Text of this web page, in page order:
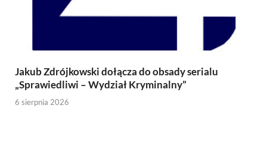
Jakub Zdrójkowski dołącza do obsady serialu
„Sprawiedliwi – Wydział Kryminalny”
6 sierpnia 2026